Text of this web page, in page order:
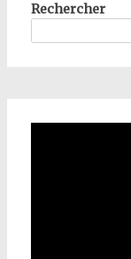
Rechercher